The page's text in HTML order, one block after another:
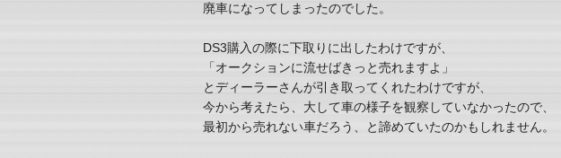
廃車になってしまったのでした。
DS3購入の際に下取りに出したわけですが、
「オークションに流せばきっと売れますよ」
とディーラーさんが引き取ってくれたわけですが、
今から考えたら、大して車の様子を観察していなかったので、
最初から売れない車だろう、と諦めていたのかもしれません。